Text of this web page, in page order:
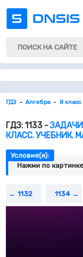
ГДЗ Алгебра 8 класс
ГДЗ: 1133 -
КЛАСС. УЧЕБНИК.
Условие(я):
Нажми по
1132 1134